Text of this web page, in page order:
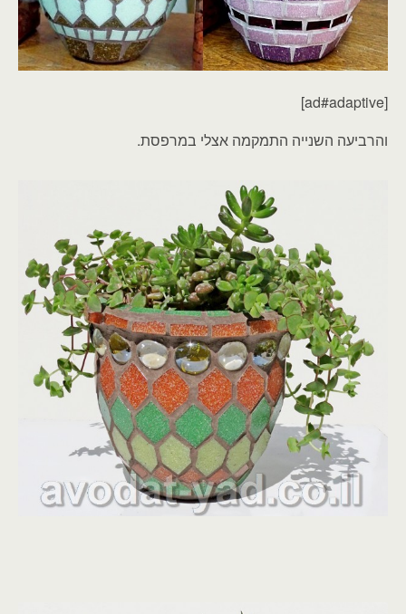
[ad#adaptive]
והרביעה השנייה התמקמה אצלי במרפסת.